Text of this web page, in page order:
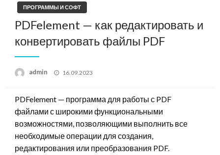
ПРОГРАММЫ И СОФТ
PDFelement — как редактировать и
конвертировать файлы PDF
admin
Posted
16.09.2023
PDFelement — программа для работы с PDF
файлами с широкими функциональными
возможностями, позволяющими выполнить все
необходимые операции для создания,
редактирования или преобразования PDF.